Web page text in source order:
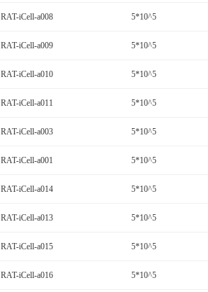
RAT-iCell-a008 5*10^5
RAT-iCell-a009 5*10^5
RAT-iCell-a010 5*10^5
RAT-iCell-a011 5*10^5
RAT-iCell-a003 5*10^5
RAT-iCell-a001 5*10^5
RAT-iCell-a014 5*10^5
RAT-iCell-a013 5*10^5
RAT-iCell-a015 5*10^5
RAT-iCell-a016 5*10^5